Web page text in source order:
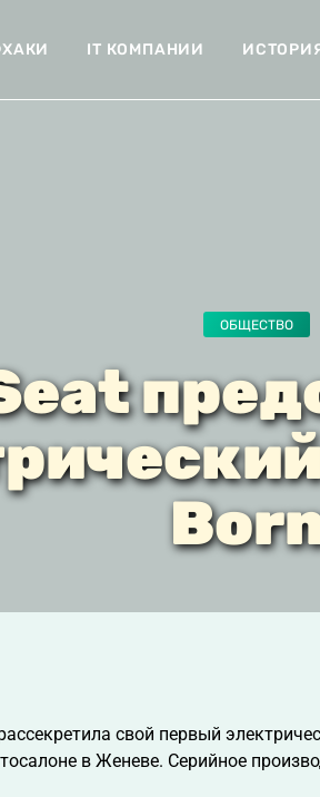
IT КОМПАНИИ
ОБЩЕСТВО
свой первый
в Женеве. Серийное